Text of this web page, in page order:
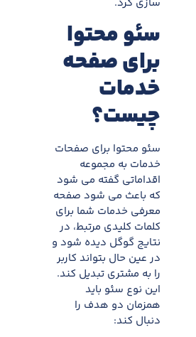
سازی کرد.
سئو محتوا
برای صفحه
خدمات
چیست؟
سئو محتوا برای صفحات
خدمات به مجموعه
اقداماتی گفته می شود
که باعث می شود صفحه
معرفی خدمات شما برای
کلمات کلیدی مرتبط، در
نتایج گوگل دیده شود و
در عین حال بتواند کاربر
را به مشتری تبدیل کند.
این نوع سئو باید
همزمان دو هدف را
دنبال کند: